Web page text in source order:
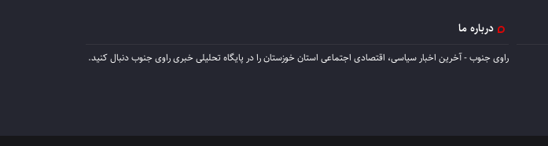
درباره ما
راوی جنوب - آخرین اخبار سیاسی، اقتصادی اجتماعی استان خوزستان را در پایگاه تحلیلی خبری راوی جنوب دنبال کنید.